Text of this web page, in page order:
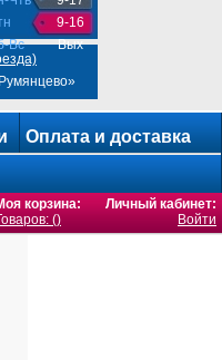
Вс
9-16
Вых
Оплата и доставка
корзина:
()
Личный кабинет:
Войти